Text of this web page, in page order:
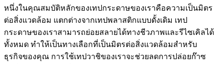
หนึ่งในคุณสมบัติหลักของเทปกระดาษของเราคือความเป็นมิตร
ต่อสิ่งแวดล้อม แตกต่างจากเทปพลาสติกแบบดั้งเดิม เทป
กระดาษของเราสามารถย่อยสลายได้ทางชีวภาพและรีไซเคิลได้
ทั้งหมด ทำให้เป็นทางเลือกที่เป็นมิตรต่อสิ่งแวดล้อมสำหรับ
ธุรกิจของคุณ การใช้เทปวาชิของเราจะช่วยลดการปล่อยก๊าซ